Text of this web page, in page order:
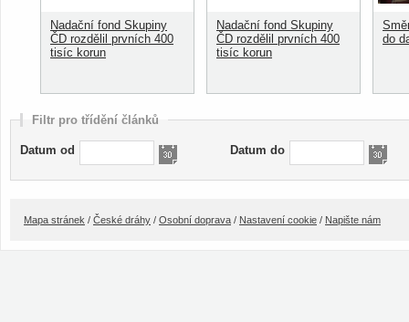
Nadační fond Skupiny
ČD rozdělil prvních 400
tisíc korun
Nadační fond Skupiny
ČD rozdělil prvních 400
tisíc korun
do
Filtr pro třídění článků
Datum od Datum do
Mapa stránek / České dráhy / Osobní doprava / Nastavení cookie / Napište nám